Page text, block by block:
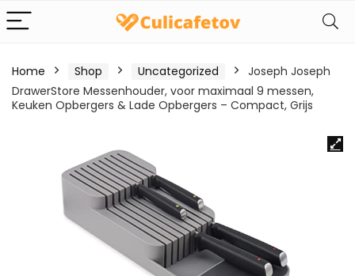
Home Shop Uncategorized
Joseph Joseph
DrawerStore Messenhouder, voor maximaal 9 messen,
Keuken Opbergers & Lade Opbergers – Compact, Grijs